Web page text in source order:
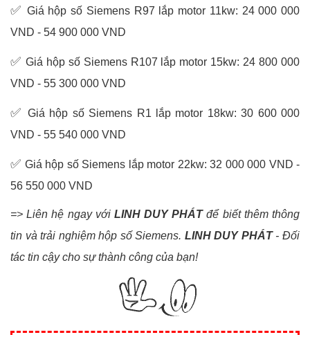
✅ Giá hộp số Siemens R97 lắp motor 11kw: 24 000 000
VND - 54 900 000 VND
✅ Giá hộp số Siemens R107 lắp motor 15kw: 24 800 000
VND - 55 300 000 VND
✅ Giá hộp số Siemens R1 lắp motor 18kw: 30 600 000
VND - 55 540 000 VND
✅ Giá hộp số Siemens lắp motor 22kw: 32 000 000 VND -
56 550 000 VND
=> Liên hệ ngay với LINH DUY PHÁTđể biết thêm thông
tin và trải nghiệm hộp số Siemens. LINH DUY PHÁT- Đối
tác tin cậy cho sự thành công của bạn!